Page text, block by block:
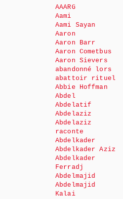
AAARG
Aami
Aami Sayan
Aaron
Aaron Barr
Aaron Cometbus
Aaron Sievers
abandonné lors
abattoir rituel
Abbie Hoffman
Abdel
Abdelatif
Abdelaziz
Abdelaziz
raconte
Abdelkader
Abdelkader Aziz
Abdelkader
Ferradj
Abdelmajid
Abdelmajid
Kalai